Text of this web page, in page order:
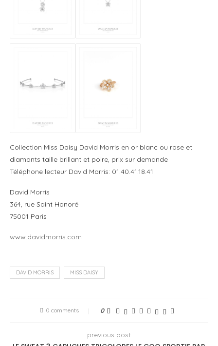
Collection Miss Daisy David Morris en or blanc ou rose et
diamants taille brillant et poire, prix sur demande
Téléphone lecteur David Morris: 01.40.41.18.41
David Morris
364, rue Saint Honoré
75001 Paris
www.davidmorris.com
DAVID MORRIS MISS DAISY
0 comments 0
previous post